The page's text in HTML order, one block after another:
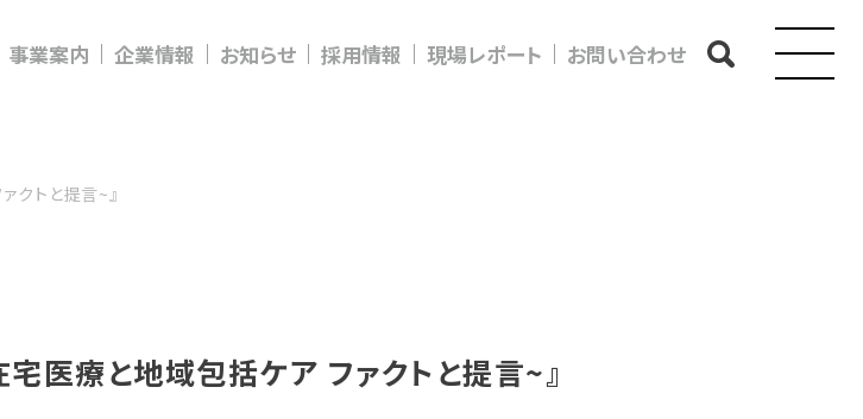
事業案内 企業情報 お知らせ 採用情報 現場レポート お問い合わせ
クトと提言~』
宅医療と地域包括ケア ファクトと提言~』